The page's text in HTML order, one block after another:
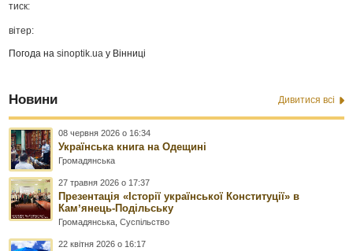
тиск:
вітер:
Погода наsinoptik.ua у Вінниці
Новини Дивитися всі
08 червня 2026 о 16:34
Українська книга на Одещині
Громадянська
27 травня 2026 о 17:37
Презентація «Історії української Конституції» в
Камʼянець-Подільську
Громадянська ,Суспільство
22 квітня 2026 о 16:17